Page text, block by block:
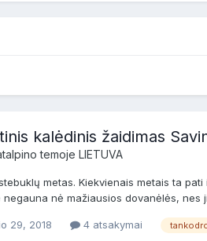
kalėdinis žaidimas
temoje LIETUVA
metas. Kiekvienais metais ta
nė mažiausios dovanėlės, nes
29, 2018 4 atsakymai